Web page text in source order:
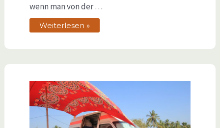
wenn man von der …
Weiterlesen »